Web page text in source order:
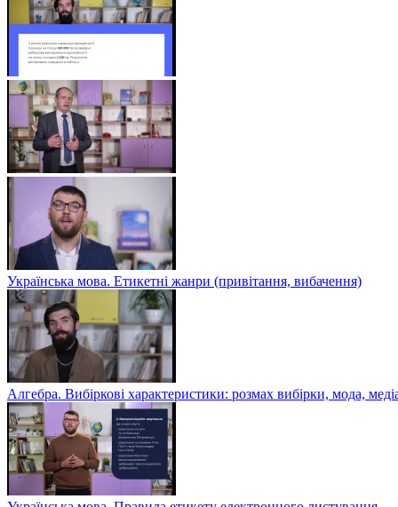
Українська мова. Етикетні жанри (привітання, вибачення)
Алгебра. Вибіркові характеристики: розмах вибірки, мода,